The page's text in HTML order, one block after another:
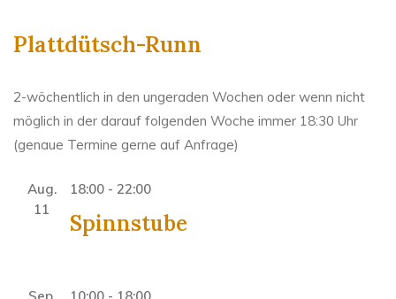
Plattdütsch-Runn
2-wöchentlich in den ungeraden Wochen oder wenn nicht
möglich in der darauf folgenden Woche immer 18:30 Uhr
(genaue Termine gerne auf Anfrage)
Aug.
11
18:00 - 22:00
Spinnstube